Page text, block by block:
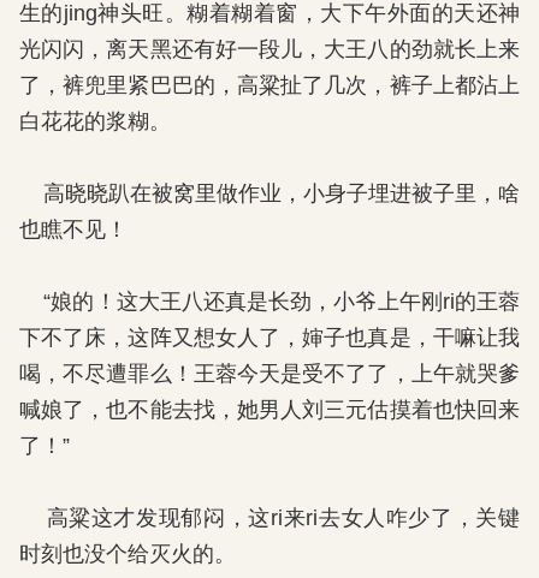
生的jing神头旺。糊着糊着窗，大下午外面的天还神
光闪闪，离天黑还有好一段儿，大王八的劲就长上来
了，裤兜里紧巴巴的，高粱扯了几次，裤子上都沾上
白花花的浆糊。
高晓晓趴在被窝里做作业，小身子埋进被子里，啥
也瞧不见！
“娘的！这大王八还真是长劲，小爷上午刚ri的王蓉
下不了床，这阵又想女人了，婶子也真是，干嘛让我
喝，不尽遭罪么！王蓉今天是受不了了，上午就哭爹
喊娘了，也不能去找，她男人刘三元估摸着也快回来
了！”
高粱这才发现郁闷，这ri来ri去女人咋少了，关键
时刻也没个给灭火的。